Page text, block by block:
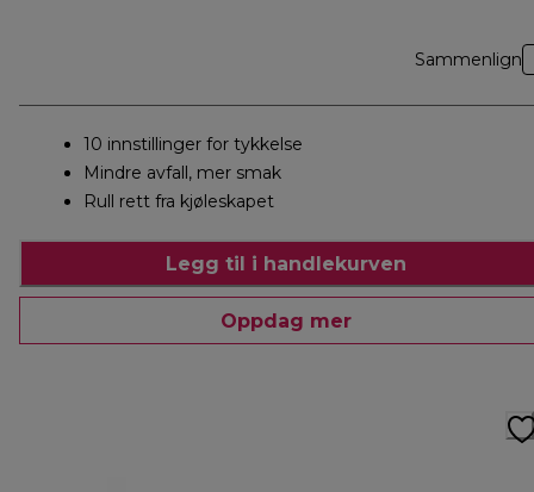
Sammenlign
10 innstillinger for tykkelse
Mindre avfall, mer smak
Rull rett fra kjøleskapet
Legg til i handlekurven
Oppdag mer